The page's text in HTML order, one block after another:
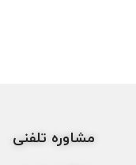
مشاوره تلفنی